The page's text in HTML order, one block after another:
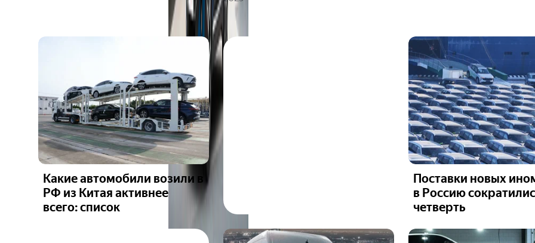
Какие автомобили возили в
РФ из Китая активнее
всего: список
Поставки новых
в Россию
четверть